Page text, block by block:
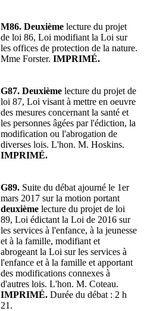
M86. Deuxième lecture du projet
de loi 86, Loi modifiant la Loi sur
les offices de protection de la nature.
Mme Forster. IMPRIMÉ.
G87. Deuxième lecture du projet de
loi 87, Loi visant à mettre en oeuvre
des mesures concernant la santé et
les personnes âgées par l'édiction, la
modification ou l'abrogation de
diverses lois. L'hon. M. Hoskins.
IMPRIMÉ.
G89. Suite du débat ajourné le 1er
mars 2017 sur la motion portant
deuxième lecture du projet de loi
89, Loi édictant la Loi de 2016 sur
les services à l'enfance, à la jeunesse
et à la famille, modifiant et
abrogeant la Loi sur les services à
l'enfance et à la famille et apportant
des modifications connexes à
d'autres lois. L'hon. M. Coteau.
IMPRIMÉ. Durée du débat : 2 h
21.